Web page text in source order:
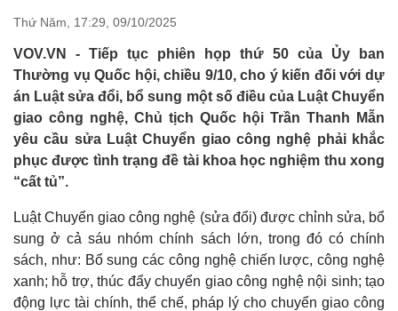
Nhận diện sự thật
Việc làm
Biển đảo
Thứ Năm, 17:29, 09/10/2025
VOV.VN - Tiếp tục phiên họp thứ 50 của Ủy ban
Thường vụ Quốc hội, chiều 9/10, cho ý kiến đối với dự
án Luật sửa đổi, bổ sung một số điều của Luật Chuyển
giao công nghệ, Chủ tịch Quốc hội Trần Thanh Mẫn
yêu cầu sửa Luật Chuyển giao công nghệ phải khắc
phục được tình trạng đề tài khoa học nghiệm thu xong
“cất tủ”.
Luật Chuyển giao công nghệ (sửa đổi) được chỉnh sửa, bổ
sung ở cả sáu nhóm chính sách lớn, trong đó có chính
sách, như: Bổ sung các công nghệ chiến lược, công nghệ
xanh; hỗ trợ, thúc đẩy chuyển giao công nghệ nội sinh; tạo
động lực tài chính, thể chế, pháp lý cho chuyển giao công